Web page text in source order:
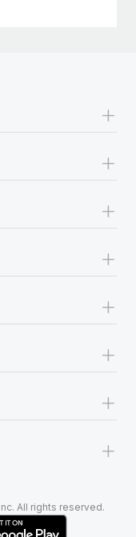
+
+
+
+
+
+
+
+
All rights reserved.